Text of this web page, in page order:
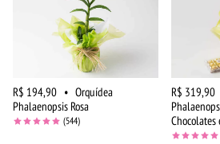
R$ 194,90 • Orquídea
Phalaenopsis Rosa
(544)
R$ 319,90
Chocolates